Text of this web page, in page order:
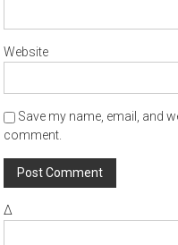
Website
Save my name, email, and
comment.
Δ